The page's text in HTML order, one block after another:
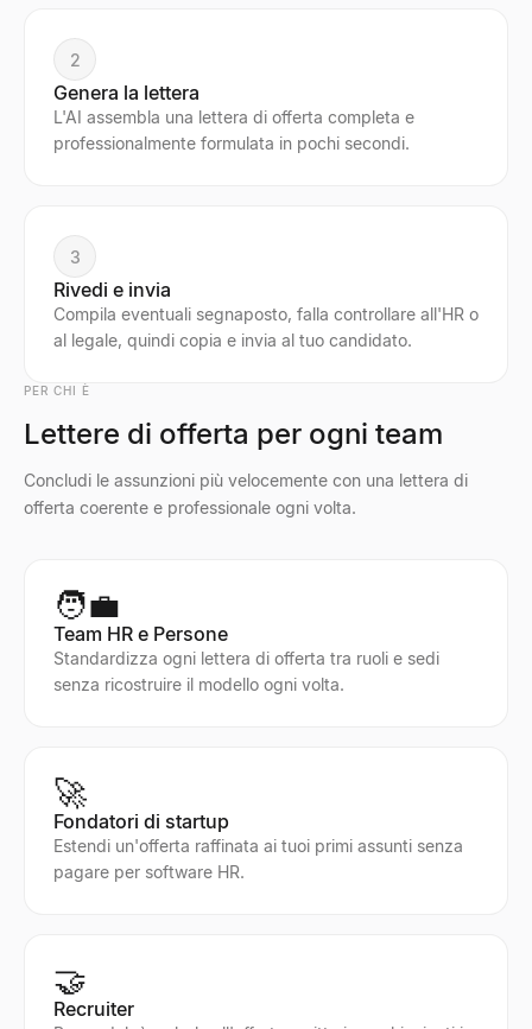
2
Genera la lettera
L'AI assembla una lettera di offerta completa e
professionalmente formulata in pochi secondi.
3
Rivedi e invia
Compila eventuali segnaposto, falla controllare all'HR o
al legale, quindi copia e invia al tuo candidato.
PER CHI È
Lettere di offerta per ogni team
Concludi le assunzioni più velocemente con una lettera di
offerta coerente e professionale ogni volta.
🧑‍💼
Team HR e Persone
Standardizza ogni lettera di offerta tra ruoli e sedi
senza ricostruire il modello ogni volta.
🚀
Fondatori di startup
Estendi un'offerta raffinata ai tuoi primi assunti senza
pagare per software HR.
🤝
Recruiter